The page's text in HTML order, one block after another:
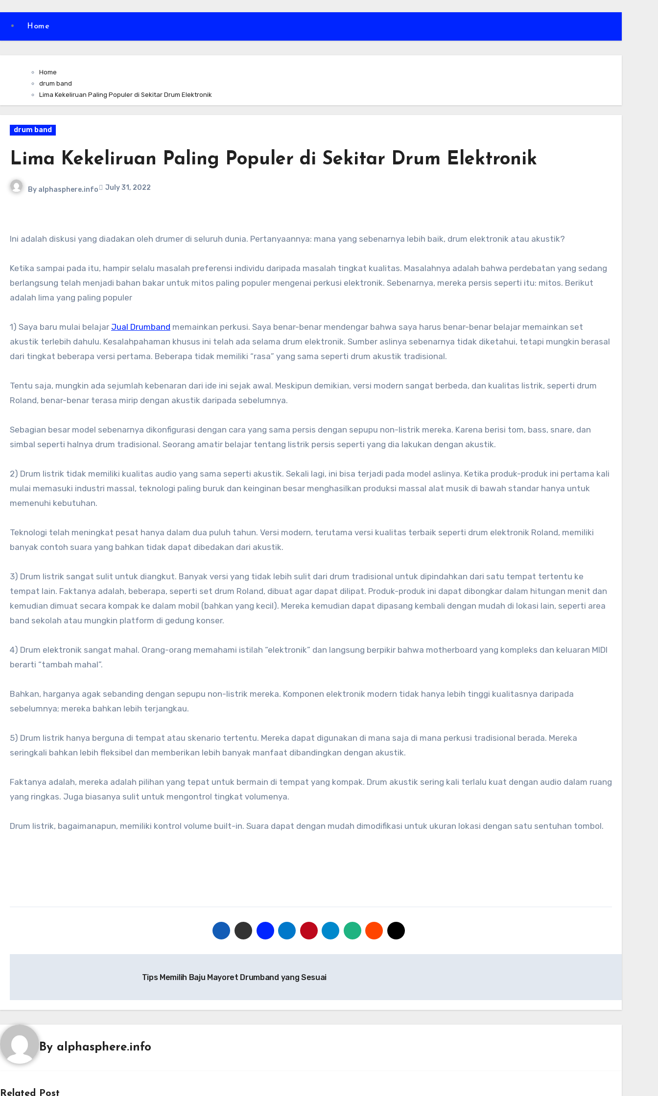
Home
Home
drum band
Lima Kekeliruan Paling Populer di Sekitar Drum Elektronik
drum band
Lima Kekeliruan Paling Populer di Sekitar Drum Elektronik
By alphasphere.info July 31, 2022
Ini adalah diskusi yang diadakan oleh drumer di seluruh dunia. Pertanyaannya: mana yang sebenarnya lebih baik, drum elektronik atau akustik?
Ketika sampai pada itu, hampir selalu masalah preferensi individu daripada masalah tingkat kualitas. Masalahnya adalah bahwa perdebatan yang sedang
berlangsung telah menjadi bahan bakar untuk mitos paling populer mengenai perkusi elektronik. Sebenarnya, mereka persis seperti itu: mitos. Berikut
adalah lima yang paling populer
1) Saya baru mulai belajar Jual Drumband memainkan perkusi. Saya benar-benar mendengar bahwa saya harus benar-benar belajar memainkan set
akustik terlebih dahulu. Kesalahpahaman khusus ini telah ada selama drum elektronik. Sumber aslinya sebenarnya tidak diketahui, tetapi mungkin berasal
dari tingkat beberapa versi pertama. Beberapa tidak memiliki “rasa” yang sama seperti drum akustik tradisional.
Tentu saja, mungkin ada sejumlah kebenaran dari ide ini sejak awal. Meskipun demikian, versi modern sangat berbeda, dan kualitas listrik, seperti drum
Roland, benar-benar terasa mirip dengan akustik daripada sebelumnya.
Sebagian besar model sebenarnya dikonfigurasi dengan cara yang sama persis dengan sepupu non-listrik mereka. Karena berisi tom, bass, snare, dan
simbal seperti halnya drum tradisional. Seorang amatir belajar tentang listrik persis seperti yang dia lakukan dengan akustik.
2) Drum listrik tidak memiliki kualitas audio yang sama seperti akustik. Sekali lagi, ini bisa terjadi pada model aslinya. Ketika produk-produk ini pertama kali
mulai memasuki industri massal, teknologi paling buruk dan keinginan besar menghasilkan produksi massal alat musik di bawah standar hanya untuk
memenuhi kebutuhan.
Teknologi telah meningkat pesat hanya dalam dua puluh tahun. Versi modern, terutama versi kualitas terbaik seperti drum elektronik Roland, memiliki
banyak contoh suara yang bahkan tidak dapat dibedakan dari akustik.
3) Drum listrik sangat sulit untuk diangkut. Banyak versi yang tidak lebih sulit dari drum tradisional untuk dipindahkan dari satu tempat tertentu ke
tempat lain. Faktanya adalah, beberapa, seperti set drum Roland, dibuat agar dapat dilipat. Produk-produk ini dapat dibongkar dalam hitungan menit dan
kemudian dimuat secara kompak ke dalam mobil (bahkan yang kecil). Mereka kemudian dapat dipasang kembali dengan mudah di lokasi lain, seperti area
band sekolah atau mungkin platform di gedung konser.
4) Drum elektronik sangat mahal. Orang-orang memahami istilah “elektronik” dan langsung berpikir bahwa motherboard yang kompleks dan keluaran MIDI
berarti “tambah mahal”.
Bahkan, harganya agak sebanding dengan sepupu non-listrik mereka. Komponen elektronik modern tidak hanya lebih tinggi kualitasnya daripada
sebelumnya; mereka bahkan lebih terjangkau.
5) Drum listrik hanya berguna di tempat atau skenario tertentu. Mereka dapat digunakan di mana saja di mana perkusi tradisional berada. Mereka
seringkali bahkan lebih fleksibel dan memberikan lebih banyak manfaat dibandingkan dengan akustik.
Faktanya adalah, mereka adalah pilihan yang tepat untuk bermain di tempat yang kompak. Drum akustik sering kali terlalu kuat dengan audio dalam ruang
yang ringkas. Juga biasanya sulit untuk mengontrol tingkat volumenya.
Drum listrik, bagaimanapun, memiliki kontrol volume built-in. Suara dapat dengan mudah dimodifikasi untuk ukuran lokasi dengan satu sentuhan tombol.
Tips Memilih Baju Mayoret Drumband yang Sesuai
By alphasphere.info
Related Post